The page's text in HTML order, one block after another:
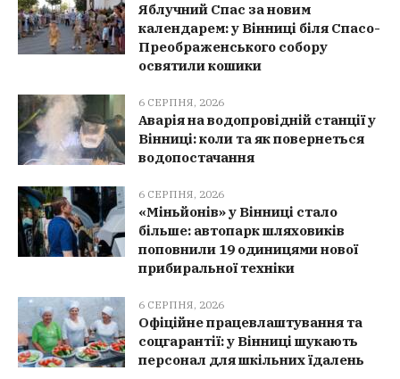
Яблучний Спас за новим
календарем: у Вінниці біля Спасо-
Преображенського собору
освятили кошики
6 СЕРПНЯ, 2026
Аварія на водопровідній станції у
Вінниці: коли та як повернеться
водопостачання
6 СЕРПНЯ, 2026
«Міньйонів» у Вінниці стало
більше: автопарк шляховиків
поповнили 19 одиницями нової
прибиральної техніки
6 СЕРПНЯ, 2026
Офіційне працевлаштування та
соцгарантії: у Вінниці шукають
персонал для шкільних їдалень